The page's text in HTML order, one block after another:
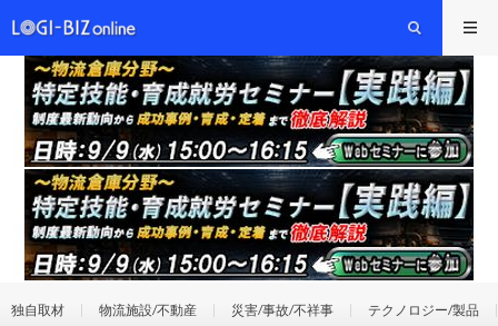
独自取材 物流施設/不動産 災害/事故/不祥事 テクノロジー/製品